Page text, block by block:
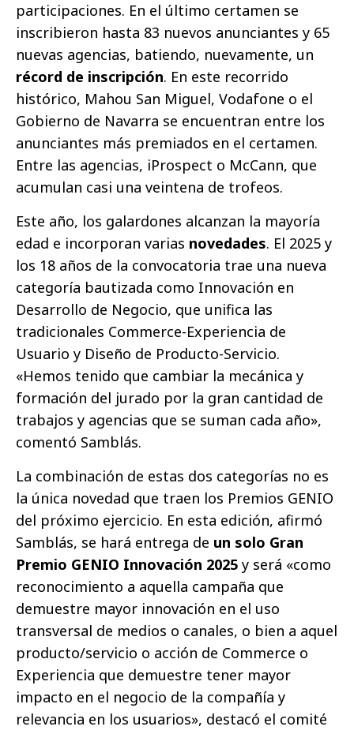
participaciones. En el último certamen se
inscribieron hasta 83 nuevos anunciantes y 65
nuevas agencias, batiendo, nuevamente, un
récord de inscripción. En este recorrido
histórico, Mahou San Miguel, Vodafone o el
Gobierno de Navarra se encuentran entre los
anunciantes más premiados en el certamen.
Entre las agencias, iProspect o McCann, que
acumulan casi una veintena de trofeos.
Este año, los galardones alcanzan la mayoría
edad e incorporan varias novedades. El 2025 y
los 18 años de la convocatoria trae una nueva
categoría bautizada como Innovación en
Desarrollo de Negocio, que unifica las
tradicionales Commerce-Experiencia de
Usuario y Diseño de Producto-Servicio.
«Hemos tenido que cambiar la mecánica y
formación del jurado por la gran cantidad de
trabajos y agencias que se suman cada año»,
comentó Samblás.
La combinación de estas dos categorías no es
la única novedad que traen los Premios GENIO
del próximo ejercicio. En esta edición, afirmó
Samblás, se hará entrega de un solo Gran
Premio GENIO Innovación 2025 y será «como
reconocimiento a aquella campaña que
demuestre mayor innovación en el uso
transversal de medios o canales, o bien a aquel
producto/servicio o acción de Commerce o
Experiencia que demuestre tener mayor
impacto en el negocio de la compañía y
relevancia en los usuarios», destacó el comité